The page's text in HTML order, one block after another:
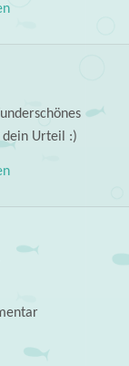
dein Urteil :)